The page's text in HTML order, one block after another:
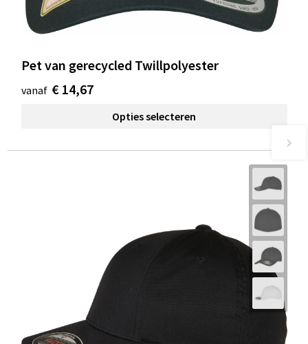
Pet van gerecycled Twillpolyester
vanaf € 14,67
Opties selecteren